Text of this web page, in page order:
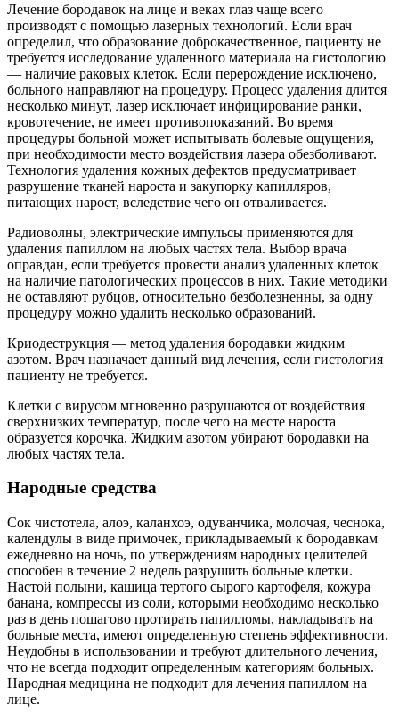
Лечение бородавок на лице и веках глаз чаще всего
производят с помощью лазерных технологий. Если врач
определил, что образование доброкачественное, пациенту не
требуется исследование удаленного материала на гистологию
— наличие раковых клеток. Если перерождение исключено,
больного направляют на процедуру. Процесс удаления длится
несколько минут, лазер исключает инфицирование ранки,
кровотечение, не имеет противопоказаний. Во время
процедуры больной может испытывать болевые ощущения,
при необходимости место воздействия лазера обезболивают.
Технология удаления кожных дефектов предусматривает
разрушение тканей нароста и закупорку капилляров,
питающих нарост, вследствие чего он отваливается.
Радиоволны, электрические импульсы применяются для
удаления папиллом на любых частях тела. Выбор врача
оправдан, если требуется провести анализ удаленных клеток
на наличие патологических процессов в них. Такие методики
не оставляют рубцов, относительно безболезненны, за одну
процедуру можно удалить несколько образований.
Криодеструкция — метод удаления бородавки жидким
азотом. Врач назначает данный вид лечения, если гистология
пациенту не требуется.
Клетки с вирусом мгновенно разрушаются от воздействия
сверхнизких температур, после чего на месте нароста
образуется корочка. Жидким азотом убирают бородавки на
любых частях тела.
Народные средства
Сок чистотела, алоэ, каланхоэ, одуванчика, молочая, чеснока,
календулы в виде примочек, прикладываемый к бородавкам
ежедневно на ночь, по утверждениям народных целителей
способен в течение 2 недель разрушить больные клетки.
Настой полыни, кашица тертого сырого картофеля, кожура
банана, компрессы из соли, которыми необходимо несколько
раз в день пошагово протирать папилломы, накладывать на
больные места, имеют определенную степень эффективности.
Неудобны в использовании и требуют длительного лечения,
что не всегда подходит определенным категориям больных.
Народная медицина не подходит для лечения папиллом на
лице.